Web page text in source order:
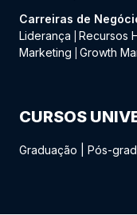
Carreiras de
Liderança
Recursos
Marketing
Growth
CURSOS
Graduação Pós-